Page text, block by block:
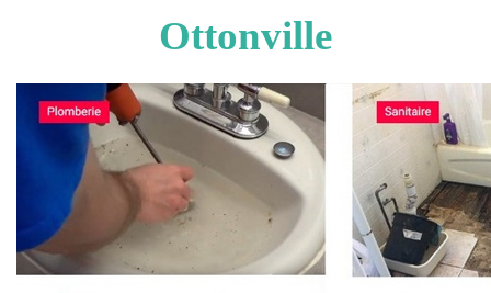
Ottonville